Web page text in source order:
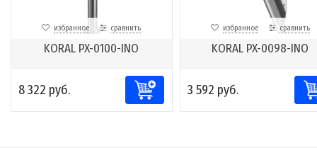
избранное сравнить
KORAL PX-0100-INO
8 322 руб.
избранное сравнить
KORAL PX-0098-INO
3 592 руб.